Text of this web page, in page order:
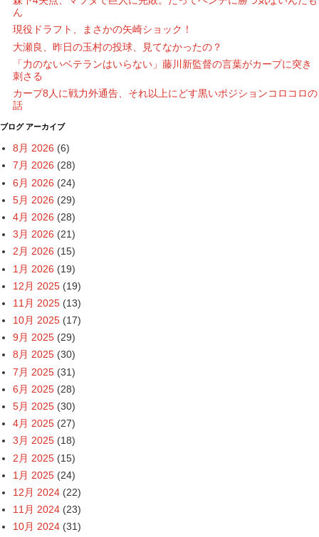
ん
現役ドラフト、まさかの矢崎ショック！
大瀬良、昨日の玉村の投球、見てなかったの？
「力のないベテランはいらない」藤川新監督の言葉がカープに突き
刺さる
カープ8人に戦力外通告、それ以上にどす黒いポジションコロコロの
話
ブログ アーカイブ
8月 2026 (6)
7月 2026 (28)
6月 2026 (24)
5月 2026 (29)
4月 2026 (28)
3月 2026 (21)
2月 2026 (15)
1月 2026 (19)
12月 2025 (19)
11月 2025 (13)
10月 2025 (17)
9月 2025 (29)
8月 2025 (30)
7月 2025 (31)
6月 2025 (28)
5月 2025 (30)
4月 2025 (27)
3月 2025 (18)
2月 2025 (15)
1月 2025 (24)
12月 2024 (22)
11月 2024 (23)
10月 2024 (31)